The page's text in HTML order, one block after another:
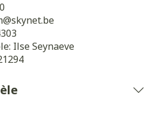
skynet.be
Ilse Seynaeve